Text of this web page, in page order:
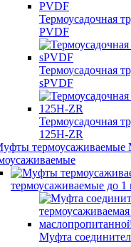
Термоусадочная
PVDF
Термоусадочная
sPVDF
Термоусадочная
125H-ZR
термоусаживаемые до 1
Муфта